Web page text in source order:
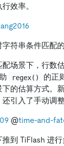
效率。
符串条件匹配
场景下，行数
regex()
的正
的估算方式。
引入了手动调
@time-and-
到 TiFlash 进